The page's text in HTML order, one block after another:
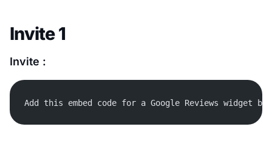
Invite 1
Invite :
Add this embed code for a Google Reviews